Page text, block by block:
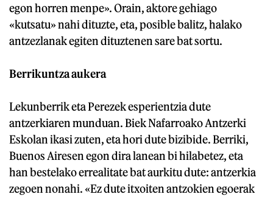
egon horren menpe». Orain, aktore gehiago
«kutsatu» nahi dituzte, eta, posible balitz, halako
antzezlanak egiten dituztenen sare bat sortu.
Berrikuntza aukera
Lekunberrik eta Perezek esperientzia dute
antzerkiaren munduan. Biek Nafarroako Antzerki
Eskolan ikasi zuten, eta hori dute bizibide. Berriki,
Buenos Airesen egon dira lanean bi hilabetez, eta
han bestelako errealitate bat aurkitu dute: antzerkia
zegoen nonahi. «Ez dute itxoiten antzokien egoerak